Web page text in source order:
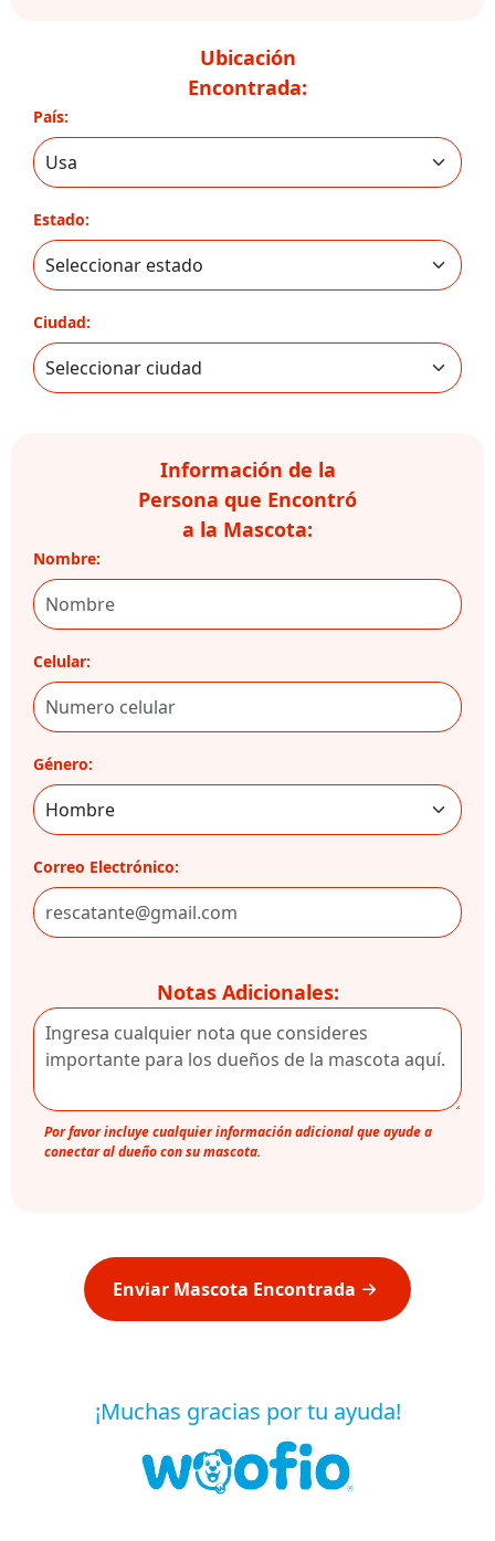
Ubicación
Encontrada:
País:
Estado:
Ciudad:
Información de la
Persona que Encontró
a la Mascota:
Nombre:
Celular:
Género:
Correo Electrónico:
Notas Adicionales:
Por favor incluye cualquier información adicional que ayude a
conectar al dueño con su mascota.
Enviar Mascota Encontrada
¡Muchas gracias por tu ayuda!